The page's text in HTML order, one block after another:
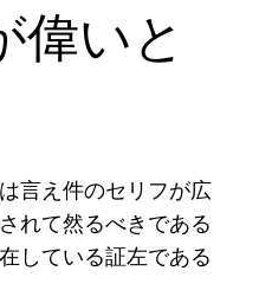
偉いと
言え件のセリフが広
れて然るべきである
している証左である